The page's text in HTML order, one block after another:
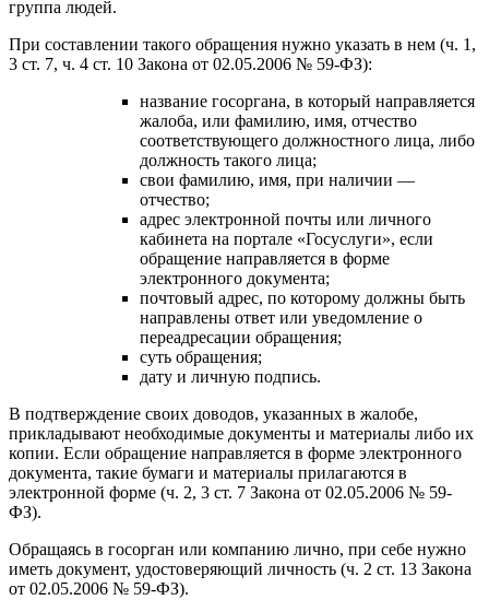
группа людей.
При составлении такого обращения нужно указать в нем (ч. 1,
3 ст. 7, ч. 4 ст. 10 Закона от 02.05.2006 № 59-ФЗ):
название госоргана, в который направляется
жалоба, или фамилию, имя, отчество
соответствующего должностного лица, либо
должность такого лица;
свои фамилию, имя, при наличии —
отчество;
адрес электронной почты или личного
кабинета на портале «Госуслуги», если
обращение направляется в форме
электронного документа;
почтовый адрес, по которому должны быть
направлены ответ или уведомление о
переадресации обращения;
суть обращения;
дату и личную подпись.
В подтверждение своих доводов, указанных в жалобе,
прикладывают необходимые документы и материалы либо их
копии. Если обращение направляется в форме электронного
документа, такие бумаги и материалы прилагаются в
электронной форме (ч. 2, 3 ст. 7 Закона от 02.05.2006 № 59-
ФЗ).
Обращаясь в госорган или компанию лично, при себе нужно
иметь документ, удостоверяющий личность (ч. 2 ст. 13 Закона
от 02.05.2006 № 59-ФЗ).